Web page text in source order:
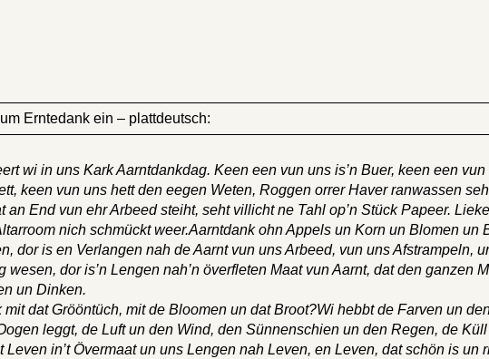
Erntedank ein – plattdeutsch:
wi in uns Kark Aarntdankdag. Keen een vun uns is’n Buer, keen een
keen vun uns hett den eegen Weten, Roggen orrer Haver ranwassen
End vun ehr Arbeed steiht, seht villicht ne Tahl op’n Stück Papeer.
nich schmückt weer.Aarntdank ohn Appels un Korn un Blomen un
dor is en Verlangen nah de Aarnt vun uns Arbeed, vun uns Afstrampeln,
dor is’n Lengen nah’n överfleten Maat vun Aarnt, dat den ganzen
un Dinken.
dat Grööntüch, mit de Bloomen un dat Broot?Wi hebbt de Farven un
leggt, de Luft un den Wind, den Sünnenschien un den Regen, de
in’t Övermaat un uns Lengen nah Leven, en Leven, dat schön is un